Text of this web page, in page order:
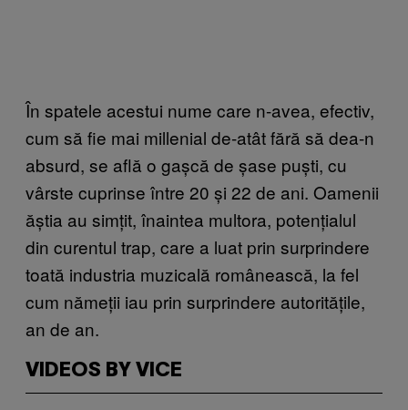
În spatele acestui nume care n-avea, efectiv,
cum să fie mai millenial de-atât fără să dea-n
absurd, se află o gașcă de șase puști, cu
vârste cuprinse între 20 și 22 de ani. Oamenii
ăștia au simțit, înaintea multora, potențialul
din curentul trap, care a luat prin surprindere
toată industria muzicală românească, la fel
cum nămeții iau prin surprindere autoritățile,
an de an.
VIDEOS BY VICE